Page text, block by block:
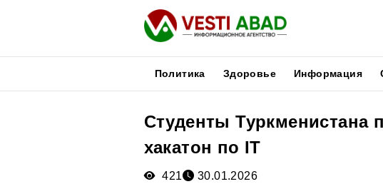
Политика Здоровье Информация
Студенты Туркменистана
хакатон по IT
421 30.01.2026